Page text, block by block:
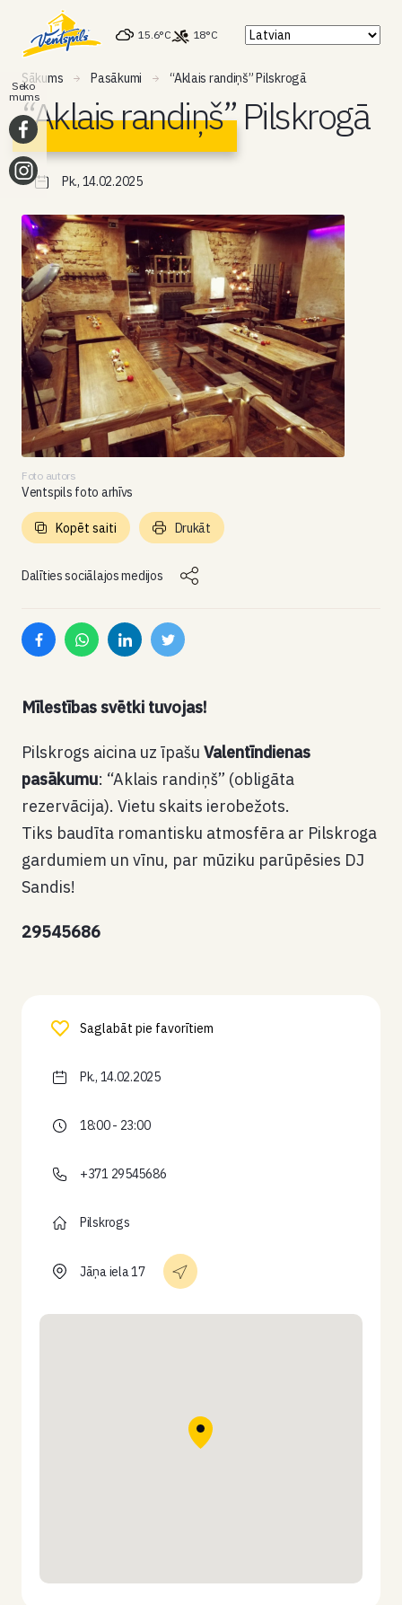
15.6°C 18°C
Sākums Pasākumi “Aklais randiņš” Pilskrogā
“Aklais randiņš” Pilskrogā
Pk., 14.02.2025
Foto autors
Ventspils foto arhīvs
Dalīties sociālajos medijos
Kopēt saiti Drukāt
Mīlestības svētki tuvojas!
Pilskrogs aicina uz īpašu Valentīndienas
pasākumu: “Aklais randiņš” (obligāta
rezervācija). Vietu skaits ierobežots.
Tiks baudīta romantisku atmosfēra ar Pilskroga
gardumiem un vīnu, par mūziku parūpēsies DJ
Sandis!
29545686
Saglabāt pie favorītiem
Pk., 14.02.2025
18:00 - 23:00
+371 29545686
Pilskrogs
Jāņa iela 17
Seko
mums